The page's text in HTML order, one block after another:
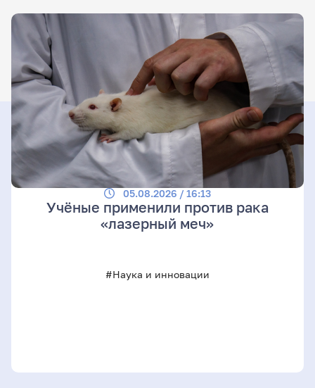
05.08.2026 / 16:13
Учёные применили против рака
«лазерный меч»
#Наука и инновации